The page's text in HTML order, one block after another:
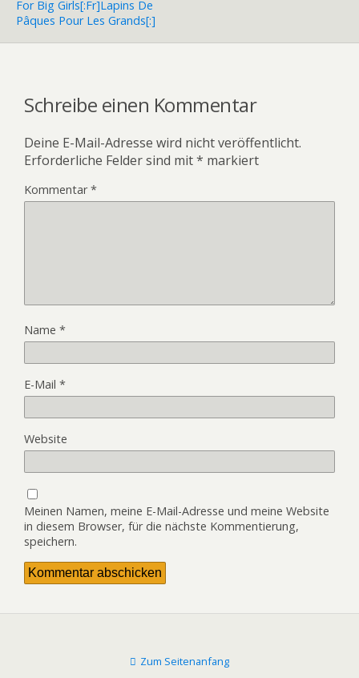
For Big Girls[:fr]Lapins De
Pâques Pour Les Grands[:]
Schreibe einen Kommentar
Deine E-Mail-Adresse wird nicht veröffentlicht.
Erforderliche Felder sind mit* markiert
Kommentar*
Name *
E-Mail *
Website
Meinen Namen, meine E-Mail-Adresse und meine Website
in diesem Browser, für die nächste Kommentierung,
speichern.
Zum Seitenanfang